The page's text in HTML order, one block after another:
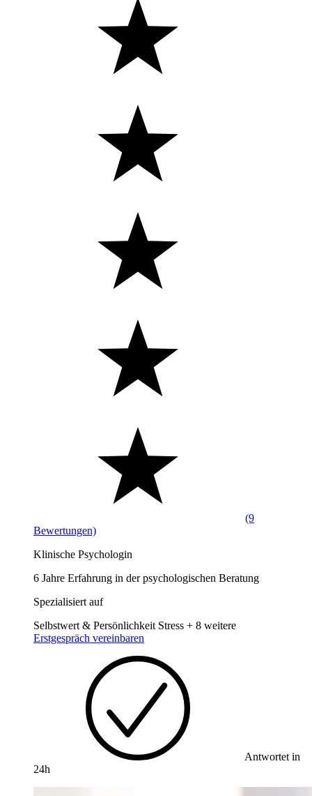
(9
Bewertungen)
Klinische Psychologin
6 Jahre Erfahrung in der psychologischen Beratung
Spezialisiert auf
Selbstwert & Persönlichkeit Stress + 8 weitere
Erstgespräch vereinbaren
Antwortet in
24h